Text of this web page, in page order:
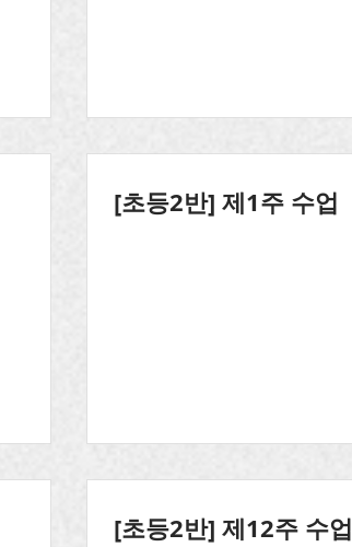
[초등2반] 제1주 수업
[초등2반] 제12주 수업